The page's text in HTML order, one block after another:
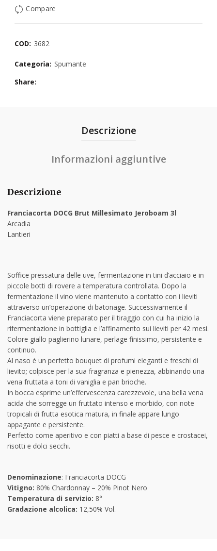
Compare
COD: 3682
Categoria: Spumante
Share
Descrizione
Informazioni aggiuntive
Descrizione
Franciacorta DOCG Brut Millesimato Jeroboam 3l
Arcadia
Lantieri
Soffice pressatura delle uve, fermentazione in tini d’acciaio e in
piccole botti di rovere a temperatura controllata. Dopo la
fermentazione il vino viene mantenuto a contatto con i lieviti
attraverso un’operazione di batonage. Successivamente il
Franciacorta viene preparato per il tiraggio con cui ha inizio la
rifermentazione in bottiglia e l’affinamento sui lieviti per 42 mesi.
Colore giallo paglierino lunare, perlage finissimo, persistente e
continuo.
Al naso è un perfetto bouquet di profumi eleganti e freschi di
lievito; colpisce per la sua fragranza e pienezza, abbinando una
vena fruttata a toni di vaniglia e pan brioche.
In bocca esprime un’effervescenza carezzevole, una bella vena
acida che sorregge un fruttato intenso e morbido, con note
tropicali di frutta esotica matura, in finale appare lungo
appagante e persistente.
Perfetto come aperitivo e con piatti a base di pesce e crostacei,
risotti e dolci secchi.
Denominazione: Franciacorta DOCG
Vitigno: 80% Chardonnay – 20% Pinot Nero
Temperatura di servizio: 8°
Gradazione alcolica: 12,50% Vol.